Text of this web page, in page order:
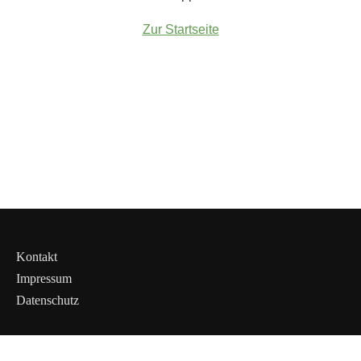
Zur Startseite
Kontakt
Impressum
Datenschutz